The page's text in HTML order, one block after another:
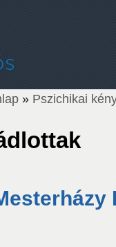
» Pszichikai